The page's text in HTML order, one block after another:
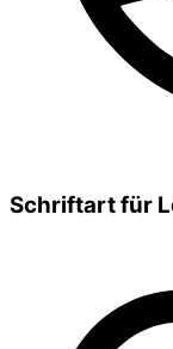
Schriftart für